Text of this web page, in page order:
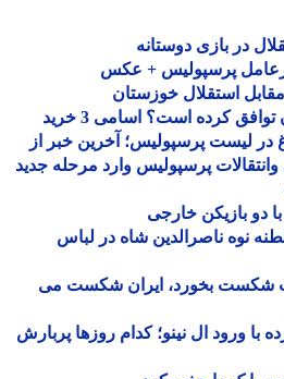
در بازی دوستانه
پرسپولیس + عکس
استقلال خوزستان
پرسپولیس با کدام بازیکنان توافق کرده است؟ اسامی 3 خرید
لیست پرسپولیس؛ آخرین خبر از
پرسپولیس وارد مرحله جدید
بازیکن خارجی
ناصرالدین شاه در لباس
بخورد، ایران شکست می
ال نینو؛ کدام روزها پربارش